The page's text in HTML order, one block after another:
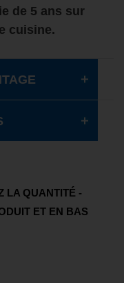
de 5 ans sur
cuisine.
LA QUANTITÉ -
ET EN BAS